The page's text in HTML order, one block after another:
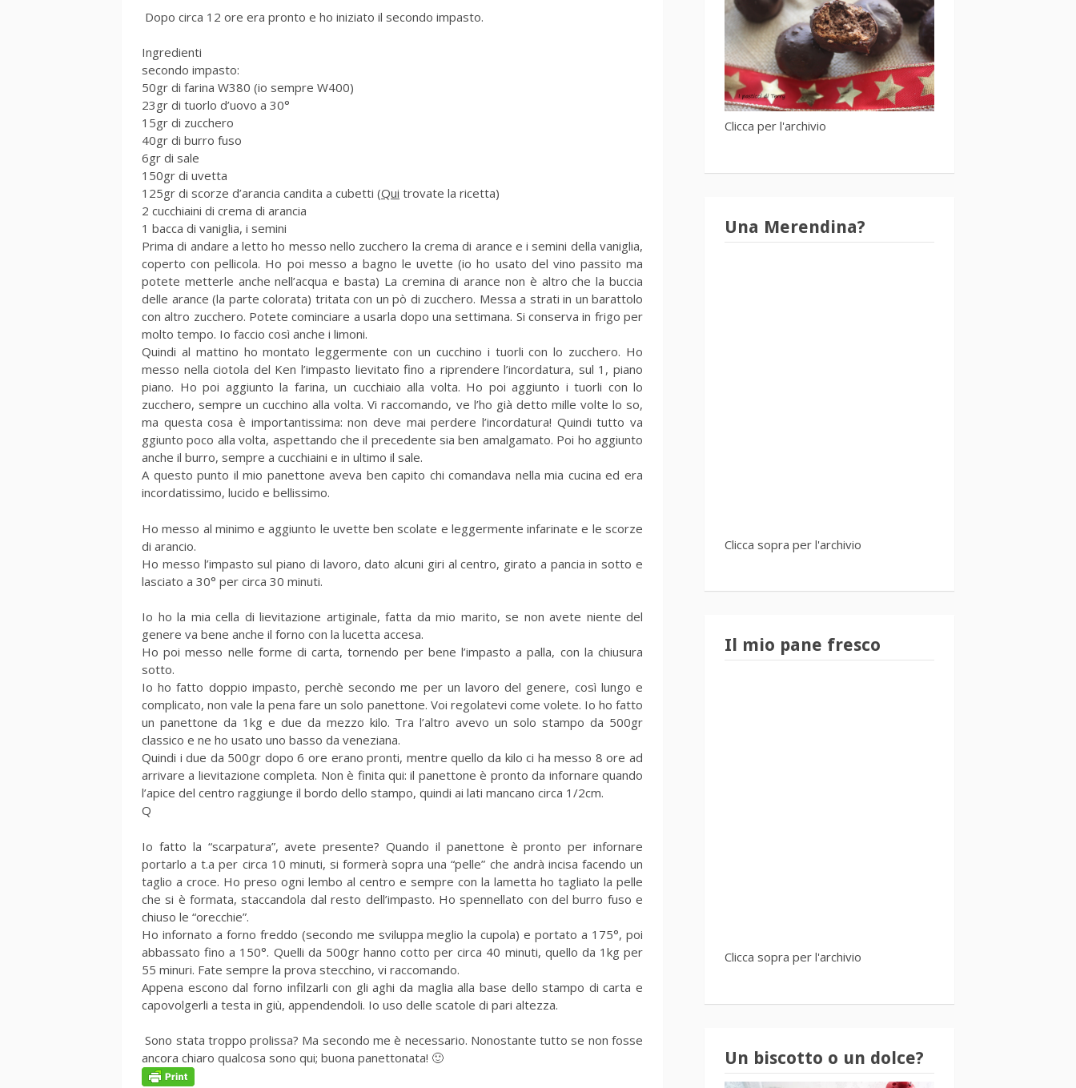
Dopo circa 12 ore era pronto e ho iniziato il secondo impasto.
Ingredienti
secondo impasto:
50gr di farina W380 (io sempre W400)
23gr di tuorlo d’uovo a 30°
15gr di zucchero
40gr di burro fuso
6gr di sale
150gr di uvetta
125gr di scorze d’arancia candita a cubetti (Qui trovate la ricetta)
2 cucchiaini di crema di arancia
1 bacca di vaniglia, i semini
Prima di andare a letto ho messo nello zucchero la crema di arance e i semini della vaniglia,
coperto con pellicola. Ho poi messo a bagno le uvette (io ho usato del vino passito ma
potete metterle anche nell’acqua e basta) La cremina di arance non è altro che la buccia
delle arance (la parte colorata) tritata con un pò di zucchero. Messa a strati in un barattolo
con altro zucchero. Potete cominciare a usarla dopo una settimana. Si conserva in frigo per
molto tempo. Io faccio così anche i limoni.
Quindi al mattino ho montato leggermente con un cucchino i tuorli con lo zucchero. Ho
messo nella ciotola del Ken l’impasto lievitato fino a riprendere l’incordatura, sul 1, piano
piano. Ho poi aggiunto la farina, un cucchiaio alla volta. Ho poi aggiunto i tuorli con lo
zucchero, sempre un cucchino alla volta. Vi raccomando, ve l’ho già detto mille volte lo so,
ma questa cosa è importantissima: non deve mai perdere l’incordatura! Quindi tutto va
ggiunto poco alla volta, aspettando che il precedente sia ben amalgamato. Poi ho aggiunto
anche il burro, sempre a cucchiaini e in ultimo il sale.
A questo punto il mio panettone aveva ben capito chi comandava nella mia cucina ed era
incordatissimo, lucido e bellissimo.
Ho messo al minimo e aggiunto le uvette ben scolate e leggermente infarinate e le scorze
di arancio.
Ho messo l’impasto sul piano di lavoro, dato alcuni giri al centro, girato a pancia in sotto e
lasciato a 30° per circa 30 minuti.
Io ho la mia cella di lievitazione artiginale, fatta da mio marito, se non avete niente del
genere va bene anche il forno con la lucetta accesa.
Ho poi messo nelle forme di carta, tornendo per bene l’impasto a palla, con la chiusura
sotto.
Io ho fatto doppio impasto, perchè secondo me per un lavoro del genere, così lungo e
complicato, non vale la pena fare un solo panettone. Voi regolatevi come volete. Io ho fatto
un panettone da 1kg e due da mezzo kilo. Tra l’altro avevo un solo stampo da 500gr
classico e ne ho usato uno basso da veneziana.
Quindi i due da 500gr dopo 6 ore erano pronti, mentre quello da kilo ci ha messo 8 ore ad
arrivare a lievitazione completa. Non è finita qui: il panettone è pronto da infornare quando
l’apice del centro raggiunge il bordo dello stampo, quindi ai lati mancano circa 1/2cm.
Q
Io fatto la “scarpatura”, avete presente? Quando il panettone è pronto per infornare
portarlo a t.a per circa 10 minuti, si formerà sopra una “pelle” che andrà incisa facendo un
taglio a croce. Ho preso ogni lembo al centro e sempre con la lametta ho tagliato la pelle
che si è formata, staccandola dal resto dell’impasto. Ho spennellato con del burro fuso e
chiuso le “orecchie”.
Ho infornato a forno freddo (secondo me sviluppa meglio la cupola) e portato a 175°, poi
abbassato fino a 150°. Quelli da 500gr hanno cotto per circa 40 minuti, quello da 1kg per
55 minuri. Fate sempre la prova stecchino, vi raccomando.
Appena escono dal forno infilzarli con gli aghi da maglia alla base dello stampo di carta e
capovolgerli a testa in giù, appendendoli. Io uso delle scatole di pari altezza.
Sono stata troppo prolissa? Ma secondo me è necessario. Nonostante tutto se non fosse
ancora chiaro qualcosa sono qui; buona panettonata! 🙂
Clicca per l'archivio
Una Merendina?
Clicca sopra per l'archivio
Il mio pane fresco
Clicca sopra per l'archivio
Un biscotto o un dolce?